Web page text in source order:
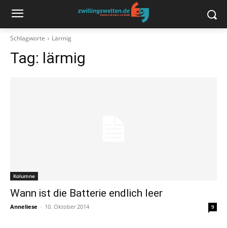
Schlagworte Lärmig
Tag: lärmig
Kolumne
Wann ist die Batterie endlich leer
Anneliese - 10. Oktober 2014 9